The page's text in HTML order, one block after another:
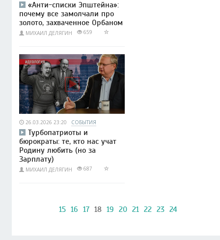
«Анти-списки Эпштейна»:
почему все замолчали про
золото, захваченное Орбаном
МИХАИЛ ДЕЛЯГИН 659
26.03.2026 23:20 СОБЫТИЯ
Турбопатриоты и
бюрократы: те, кто нас учат
Родину любить (но за
Зарплату)
МИХАИЛ ДЕЛЯГИН 687
15 16 17 18 19 20 21 22 23 24